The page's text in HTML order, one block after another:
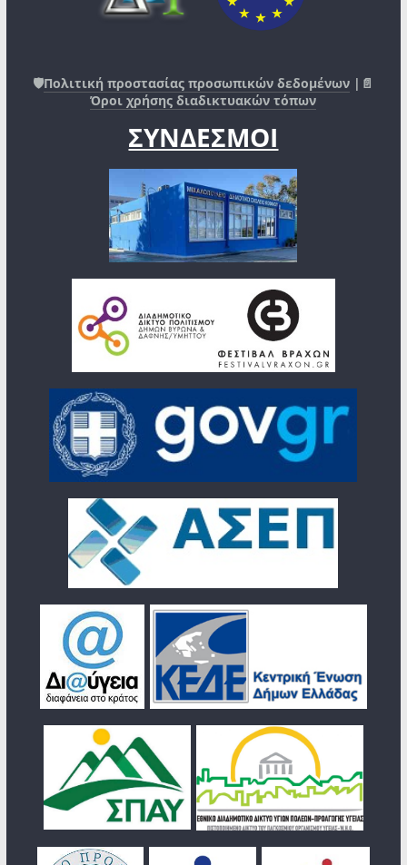
🛡️Πολιτική προστασίας προσωπικών δεδομένων |📄
Όροι χρήσης διαδικτυακών τόπων
ΣΥΝΔΕΣΜΟΙ